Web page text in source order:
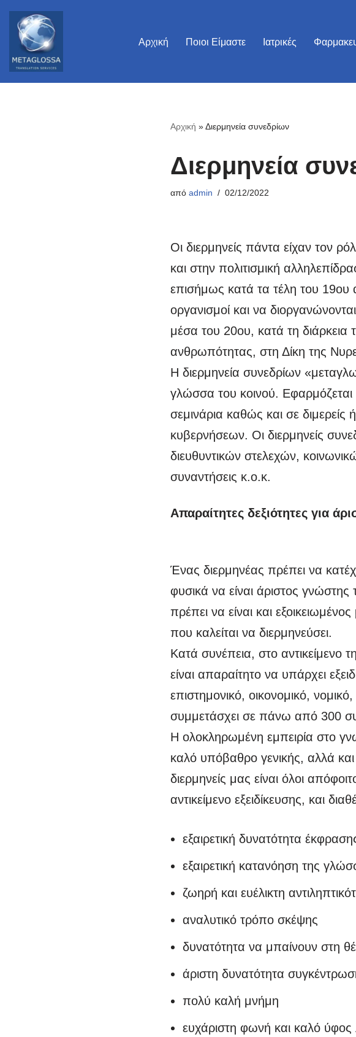
Μεταπηδήστε
στο
περιεχόμενο
Αρχική Ποιοι Είμαστε Ιατρικές
Αρχική »Διερμηνεία συνεδρίων
Διερμηνεία
από admin 02/12/2022
Οι διερμηνείς πάντα είχαν τον
και στην πολιτισμική
επισήμως κατά τα τέλη του 19ου
οργανισμοί και να
μέσα του 20ου, κατά τη διάρκεια
ανθρωπότητας, στη Δίκη της
Η διερμηνεία συνεδρίων
γλώσσα του κοινού. Εφαρμόζεται
σεμινάρια καθώς και σε
κυβερνήσεων. Οι διερμηνείς
διευθυντικών στελεχών,
συναντήσεις κ.ο.κ.
Απαραίτητες δεξιότητες για
Ένας διερμηνέας πρέπει να
φυσικά να είναι άριστος
πρέπει να είναι και
που καλείται να διερμηνεύσει.
Κατά συνέπεια, στο αντικείμενο
είναι απαραίτητο να υπάρχει
επιστημονικό, οικονομικό,
συμμετάσχει σε πάνω από 300
Η ολοκληρωμένη εμπειρία στο
καλό υπόβαθρο γενικής, αλλά και
διερμηνείς μας είναι όλοι
αντικείμενο εξειδίκευσης, και
εξαιρετική δυνατότητα
εξαιρετική κατανόηση της
ζωηρή και ευέλικτη
αναλυτικό τρόπο σκέψης
δυνατότητα να μπαίνουν στη
άριστη δυνατότητα
πολύ καλή μνήμη
ευχάριστη φωνή και καλό ύφος